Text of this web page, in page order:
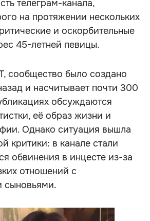
телеграм-канала,
на протяжении нескольких
и оскорбительные
45-летней певицы.
сообщество было создано
и насчитывает почти 300
обсуждаются
её образ жизни и
Однако ситуация вышла
критики: в канале стали
обвинения в инцесте из-за
отношений с
сыновьями.